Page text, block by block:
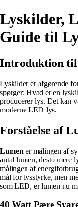
Lyskilder,
Guide til
Introduktion
Lyskilder er afgørende
spørger: Hvad er en
producerer lys. Det kan
moderne LED-lys.
Forståelse af
Lumen er målingen af
antal lumen, desto mere
målingen af
mål for lysstyrke, men
som LED, er lumen nu
40 Watt Pære